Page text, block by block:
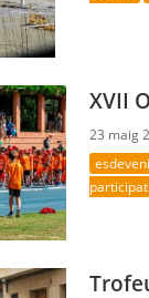
XVII
23 maig